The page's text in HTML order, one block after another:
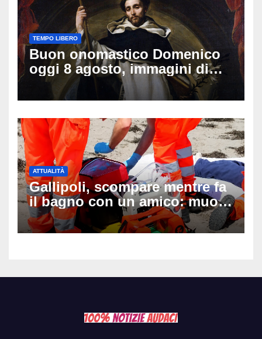
TEMPO LIBERO
Buon onomastico Domenico
oggi 8 agosto, immagini di
auguri da condividere
ATTUALITÀ
Gallipoli, scompare mentre fa
il bagno con un amico: muore
a 19 anni dopo 45 minuti di
disperati tentativi di